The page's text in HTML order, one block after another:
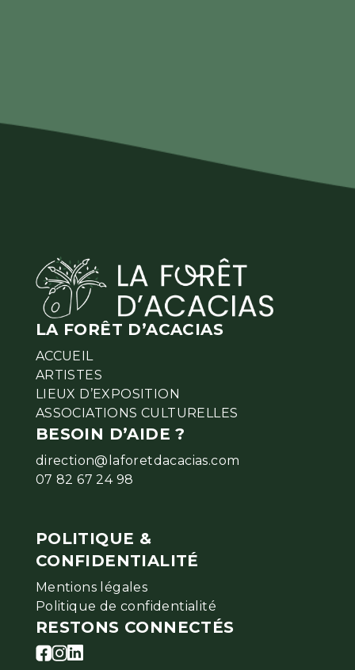
LA FORÊT D’ACACIAS
ACCUEIL
ARTISTES
LIEUX D’EXPOSITION
ASSOCIATIONS CULTURELLES
BESOIN D’AIDE ?
direction@laforetdacacias.com
07 82 67 24 98
POLITIQUE &
CONFIDENTIALITÉ
Mentions légales
Politique de confidentialité
RESTONS CONNECTÉS